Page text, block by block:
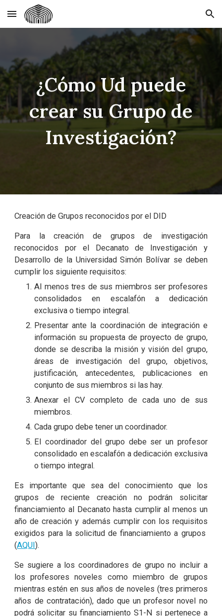
Skip to main content Skip to navigation
¿Cómo Ud puede
crear su Grupo de
Investigación?
Creación de Grupos reconocidos por el DID
Para la creación de grupos de investigación
reconocidos por el Decanato de Investigación y
Desarrollo de la Universidad Simón Bolívar se deben
cumplir los siguiente requisitos:
Al menos tres de sus miembros ser profesores
consolidados en escalafón a dedicación
exclusiva o tiempo integral.
Presentar ante la coordinación de integración e
información su propuesta de proyecto de grupo,
donde se describa la misión y visión del grupo,
áreas de investigación del grupo, objetivos,
justificación, antecedentes, publicaciones en
conjunto de sus miembros si las hay.
Anexar el CV completo de cada uno de sus
miembros.
Cada grupo debe tener un coordinador.
El coordinador del grupo debe ser un profesor
consolidado en escalafón a dedicación exclusiva
o tiempo integral.
Es importante que sea del conocimiento que los
grupos de reciente creación no podrán solicitar
financiamiento al Decanato hasta cumplir al menos un
año de creación y además cumplir con los requisitos
exigidos para la solicitud de financiamiento a grupos
(AQUI).
Se sugiere a los coordinadores de grupo no incluir a
los profesores noveles como miembro de grupos
mientras estén en sus años de noveles (tres primeros
años de contratación), dado que un profesor novel no
podrá solicitar su financiamiento S1-N si pertenece a